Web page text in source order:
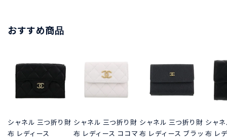
おすすめ商品
シャネル 三つ折り財
布 レディース
シャネル 三つ折り財
布 レディース ココマ
シャネル 三つ折り財
布 レディース ブラッ
シャ
布 レ